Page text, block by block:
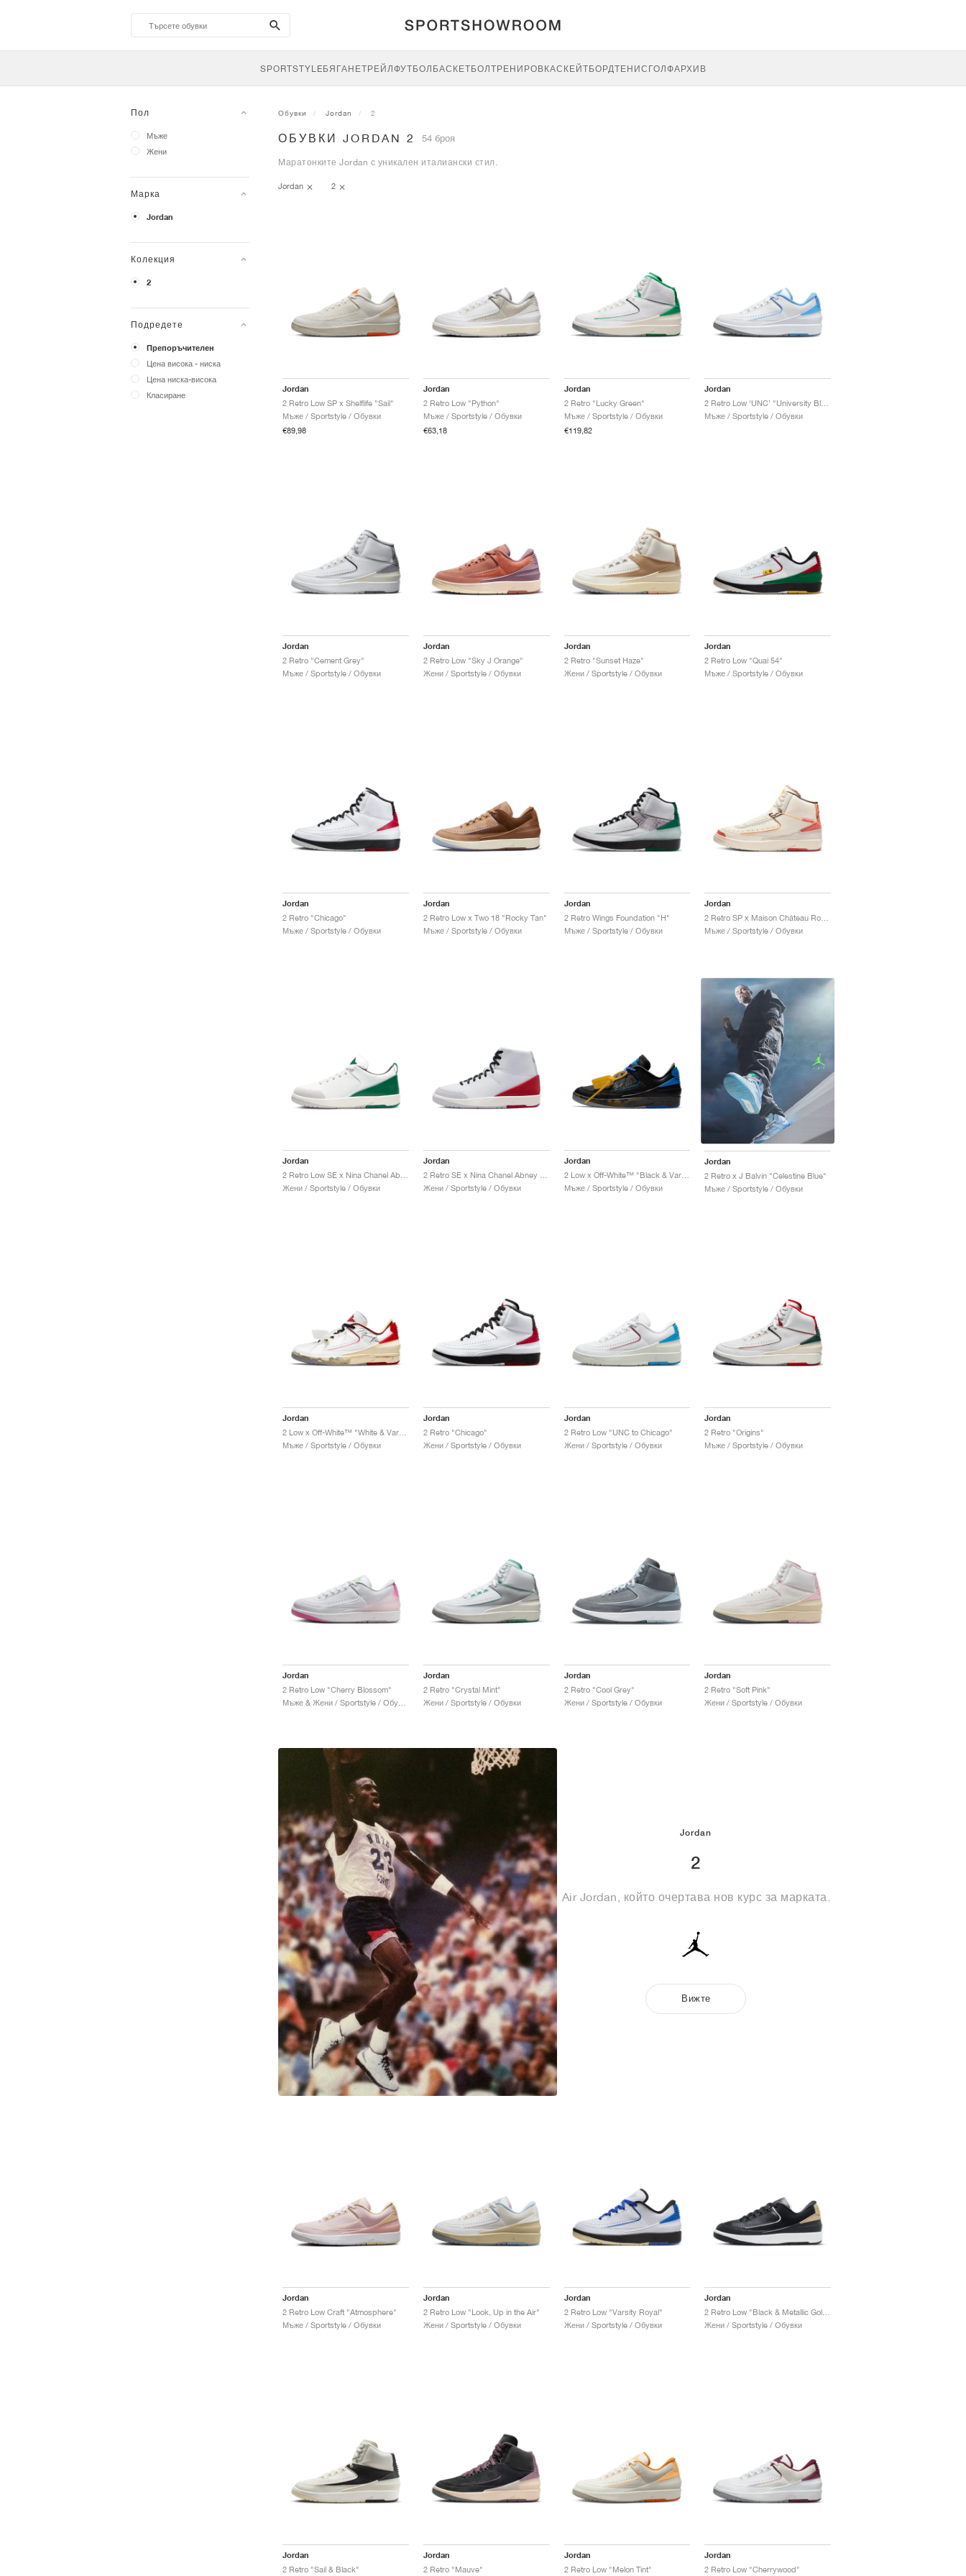
search-
btn
SPORTSTYLEБЯГАНЕТРЕЙЛФУТБОЛ БАСКЕТБОЛТРЕНИРОВКАСКЕЙТБОРДТЕНИС ГОЛФАРХИВ
Пол
Мъже
Жени
Марка
Jordan
Колекция
2
Подредете
Препоръчителен
Цена висока - ниска
Цена ниска-висока
Класиране
Обувки Jordan 2
ОБУВКИ JORDAN 2 54 броя
Маратонките Jordan с уникален италиански стил.
Jordan 2
Jordan
2
Air Jordan, който очертава нов курс за марката.
Вижте
Jordan
2 Retro Low SP x Shelflife "Sail"
Мъже / Sportstyle / Обувки
€89,98
Jordan
2 Retro Low "Python"
Мъже / Sportstyle / Обувки
€63,18
Jordan
2 Retro "Lucky Green"
Мъже / Sportstyle / Обувки
€119,82
Jordan
Мъже / Sportstyle / Обувки
Jordan
2 Retro "Cement Grey"
Мъже / Sportstyle / Обувки
Jordan
2 Retro Low "Sky J Orange"
Жени / Sportstyle / Обувки
Jordan
2 Retro "Sunset Haze"
Жени / Sportstyle / Обувки
Jordan
2 Retro Low "Quai 54"
Мъже / Sportstyle / Обувки
Jordan
2 Retro "Chicago"
Мъже / Sportstyle / Обувки
Jordan
2 Retro Low x Two 18 "Rocky Tan"
Мъже / Sportstyle / Обувки
Jordan
2 Retro Wings Foundation "H"
Мъже / Sportstyle / Обувки
Jordan
Мъже / Sportstyle / Обувки
Jordan
Жени / Sportstyle / Обувки
Jordan
Жени / Sportstyle / Обувки
Jordan
2 Low x Off-White™ "Black & Varsity Royal"
Мъже / Sportstyle / Обувки
Jordan
2 Retro x J Balvin "Celestine Blue"
Мъже / Sportstyle / Обувки
Jordan
Мъже / Sportstyle / Обувки
Jordan
2 Retro "Chicago"
Жени / Sportstyle / Обувки
Jordan
2 Retro Low "UNC to Chicago"
Жени / Sportstyle / Обувки
Jordan
2 Retro "Origins"
Мъже / Sportstyle / Обувки
Jordan
2 Retro Low "Cherry Blossom"
Jordan
2 Retro "Crystal Mint"
Жени / Sportstyle / Обувки
Jordan
2 Retro "Cool Grey"
Жени / Sportstyle / Обувки
Jordan
2 Retro "Soft Pink"
Жени / Sportstyle / Обувки
Jordan
2 Retro Low Craft "Atmosphere"
Мъже / Sportstyle / Обувки
Jordan
2 Retro Low "Look, Up in the Air"
Жени / Sportstyle / Обувки
Jordan
2 Retro Low "Varsity Royal"
Жени / Sportstyle / Обувки
Jordan
Жени / Sportstyle / Обувки
Jordan
2 Retro "Sail & Black"
Jordan
2 Retro "Mauve"
Jordan
2 Retro Low "Melon Tint"
Jordan
2 Retro Low "Cherrywood"